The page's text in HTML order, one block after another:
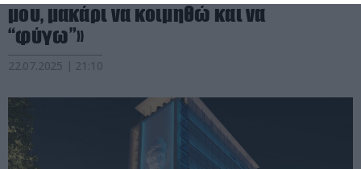
μου, μακάρι να κοιμηθώ και να
“φύγω”»
22.07.2025 | 21:10